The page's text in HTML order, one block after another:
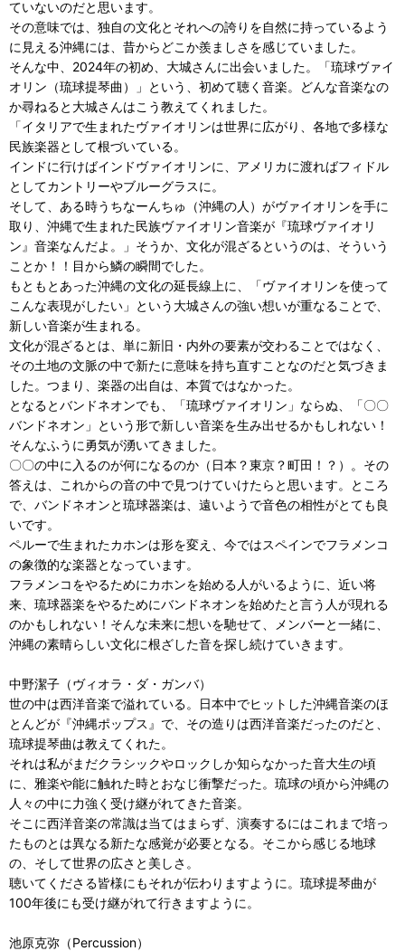
ていないのだと思います。
その意味では、独自の文化とそれへの誇りを自然に持っているよう
に見える沖縄には、昔からどこか羨ましさを感じていました。
そんな中、2024年の初め、大城さんに出会いました。「琉球ヴァイ
オリン（琉球提琴曲）」という、初めて聴く音楽。どんな音楽なの
か尋ねると大城さんはこう教えてくれました。
「イタリアで生まれたヴァイオリンは世界に広がり、各地で多様な
民族楽器として根づいている。
インドに行けばインドヴァイオリンに、アメリカに渡ればフィドル
としてカントリーやブルーグラスに。
そして、ある時うちなーんちゅ（沖縄の人）がヴァイオリンを手に
取り、沖縄で生まれた民族ヴァイオリン音楽が『琉球ヴァイオリ
ン』音楽なんだよ。」そうか、文化が混ざるというのは、そういう
ことか！！目から鱗の瞬間でした。
もともとあった沖縄の文化の延長線上に、「ヴァイオリンを使って
こんな表現がしたい」という大城さんの強い想いが重なることで、
新しい音楽が生まれる。
文化が混ざるとは、単に新旧・内外の要素が交わることではなく、
その土地の文脈の中で新たに意味を持ち直すことなのだと気づきま
した。つまり、楽器の出自は、本質ではなかった。
となるとバンドネオンでも、「琉球ヴァイオリン」ならぬ、「〇〇
バンドネオン」という形で新しい音楽を生み出せるかもしれない！
そんなふうに勇気が湧いてきました。
〇〇の中に入るのが何になるのか（日本？東京？町田！？）。その
答えは、これからの音の中で見つけていけたらと思います。ところ
で、バンドネオンと琉球器楽は、遠いようで音色の相性がとても良
いです。
ペルーで生まれたカホンは形を変え、今ではスペインでフラメンコ
の象徴的な楽器となっています。
フラメンコをやるためにカホンを始める人がいるように、近い将
来、琉球器楽をやるためにバンドネオンを始めたと言う人が現れる
のかもしれない！そんな未来に想いを馳せて、メンバーと一緒に、
沖縄の素晴らしい文化に根ざした音を探し続けていきます。
中野潔子（ヴィオラ・ダ・ガンバ）
世の中は西洋音楽で溢れている。日本中でヒットした沖縄音楽のほ
とんどが『沖縄ポップス』で、その造りは西洋音楽だったのだと、
琉球提琴曲は教えてくれた。
それは私がまだクラシックやロックしか知らなかった音大生の頃
に、雅楽や能に触れた時とおなじ衝撃だった。琉球の頃から沖縄の
人々の中に力強く受け継がれてきた音楽。
そこに西洋音楽の常識は当てはまらず、演奏するにはこれまで培っ
たものとは異なる新たな感覚が必要となる。そこから感じる地球
の、そして世界の広さと美しさ。
聴いてくださる皆様にもそれが伝わりますように。琉球提琴曲が
100年後にも受け継がれて行きますように。
池原克弥（Percussion）